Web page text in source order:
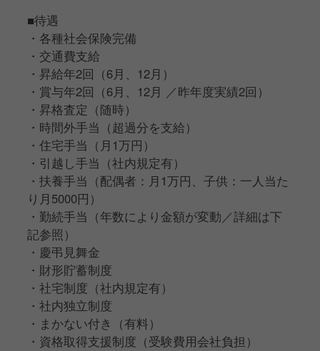
■待遇
・各種社会保険完備
・交通費支給
・昇給年2回（6月、12月）
・賞与年2回（6月、12月 ／昨年度実績2回）
・昇格査定（随時）
・時間外手当（超過分を支給）
・住宅手当（月1万円）
・引越し手当（社内規定有）
・扶養手当（配偶者：月1万円、子供：一人当た
り月5000円）
・勤続手当（年数により金額が変動／詳細は下
記参照）
・慶弔見舞金
・財形貯蓄制度
・社宅制度（社内規定有）
・社内独立制度
・まかない付き（有料）
・資格取得支援制度（受験費用会社負担）